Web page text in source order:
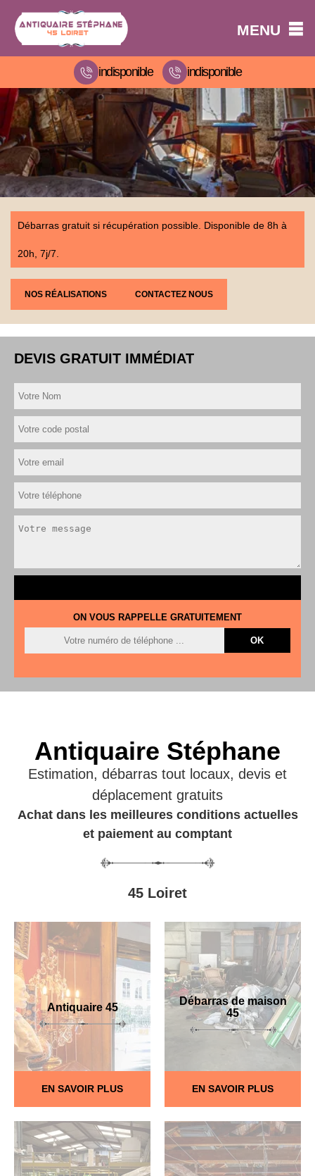
MENU
indisponible indisponible
Débarras gratuit si récupération possible. Disponible de 8h à
20h, 7j/7.
NOS RÉALISATIONS CONTACTEZ NOUS
DEVIS GRATUIT IMMÉDIAT
ON VOUS RAPPELLE GRATUITEMENT
Antiquaire Stéphane
Estimation, débarras tout locaux, devis et
déplacement gratuits
Achat dans les meilleures conditions actuelles
et paiement au comptant
45 Loiret
Antiquaire 45
EN SAVOIR PLUS
Débarras de maison
45
EN SAVOIR PLUS